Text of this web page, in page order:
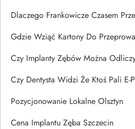
Dlaczego Frankowicze Czasem
Gdzie Wziąć Kartony Do
Czy Implanty Zębów Można
Czy Dentysta Widzi Że Ktoś Pali E-
Pozycjonowanie Lokalne Olsztyn
Cena Implantu Zęba Szczecin